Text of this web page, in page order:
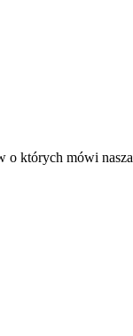
o których mówi nasza